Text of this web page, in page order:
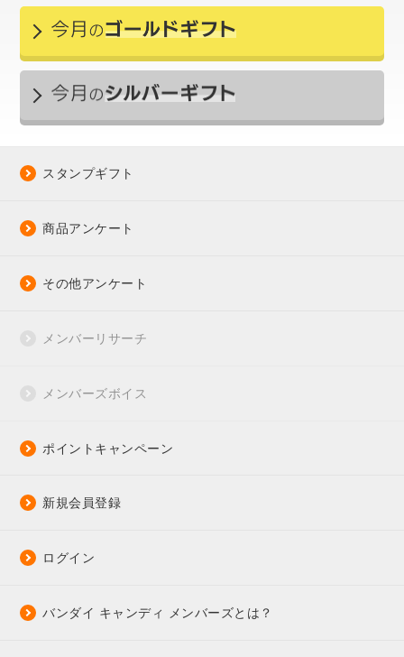
スタンプギフト
商品アンケート
その他アンケート
メンバーリサーチ
メンバーズボイス
ポイントキャンペーン
新規会員登録
ログイン
バンダイ キャンディ メンバーズとは？